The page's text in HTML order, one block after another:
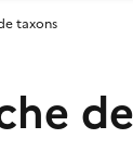
taxons